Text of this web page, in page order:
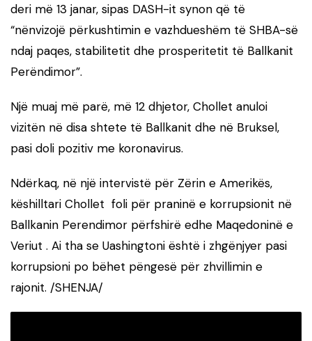
deri më 13 janar, sipas DASH-it synon që të
“nënvizojë përkushtimin e vazhdueshëm të SHBA-së
ndaj paqes, stabilitetit dhe prosperitetit të Ballkanit
Perëndimor”.
Një muaj më parë, më 12 dhjetor, Chollet anuloi
vizitën në disa shtete të Ballkanit dhe në Bruksel,
pasi doli pozitiv me koronavirus.
Ndërkaq, në një intervistë për Zërin e Amerikës,
këshilltari Chollet foli për praninë e korrupsionit në
Ballkanin Perendimor përfshirë edhe Maqedoninë e
Veriut . Ai tha se Uashingtoni është i zhgënjyer pasi
korrupsioni po bëhet pëngesë për zhvillimin e
rajonit. /SHENJA/